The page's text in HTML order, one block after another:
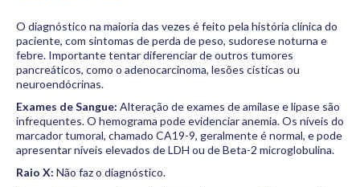
O diagnóstico na maioria das vezes é feito pela história clínica do
paciente, com sintomas de perda de peso, sudorese noturna e
febre. Importante tentar diferenciar de outros tumores
pancreáticos, como o adenocarcinoma, lesões císticas ou
neuroendócrinas.
Exames de Sangue: Alteração de exames de amilase e lipase são
infrequentes. O hemograma pode evidenciar anemia. Os níveis do
marcador tumoral, chamado CA19-9, geralmente é normal, e pode
apresentar níveis elevados de LDH ou de Beta-2 microglobulina.
Raio X: Não faz o diagnóstico.